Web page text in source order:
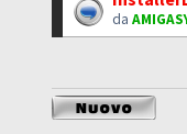
da
Scrivi un nuovo
argomento